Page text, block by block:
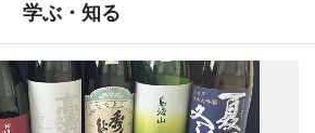
学ぶ・知る